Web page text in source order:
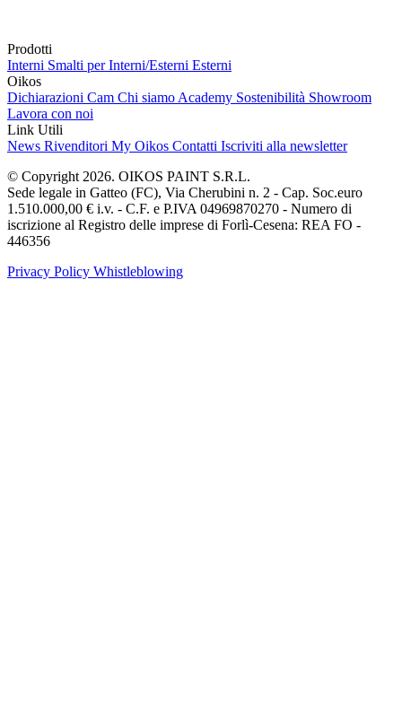
Prodotti
Interni Smalti per Interni/Esterni Esterni
Oikos
Dichiarazioni Cam Chi siamo Academy Sostenibilità Showroom
Lavora con noi
Link Utili
News Rivenditori My Oikos Contatti Iscriviti alla newsletter
© Copyright 2026. OIKOS PAINT S.R.L.
Sede legale in Gatteo (FC), Via Cherubini n. 2 - Cap. Soc.euro
1.510.000,00 € i.v. - C.F. e P.IVA 04969870270 - Numero di
iscrizione al Registro delle imprese di Forlì-Cesena: REA FO -
446356
Privacy Policy Whistleblowing